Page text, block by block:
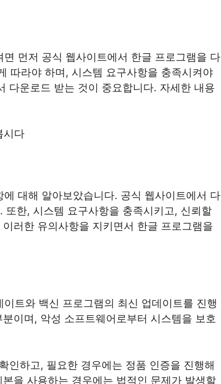
먼저 공식 웹사이트에서 한글 프로그램을 다
따라야 하며, 시스템 요구사항을 충족시켜야
다운로드 받는 것이 중요합니다. 자세한 내용
시다
대해 알아보았습니다. 공식 웹사이트에서 다
한, 시스템 요구사항을 충족시키고, 신뢰할
러한 유의사항을 지키면서 한글 프로그램을
트와 백신 프로그램의 최신 업데이트를 진행
이며, 악성 소프트웨어로부터 시스템을 보호
인하고, 필요한 경우에는 정품 인증을 진행해
을 사용하는 경우에는 법적인 문제가 발생할